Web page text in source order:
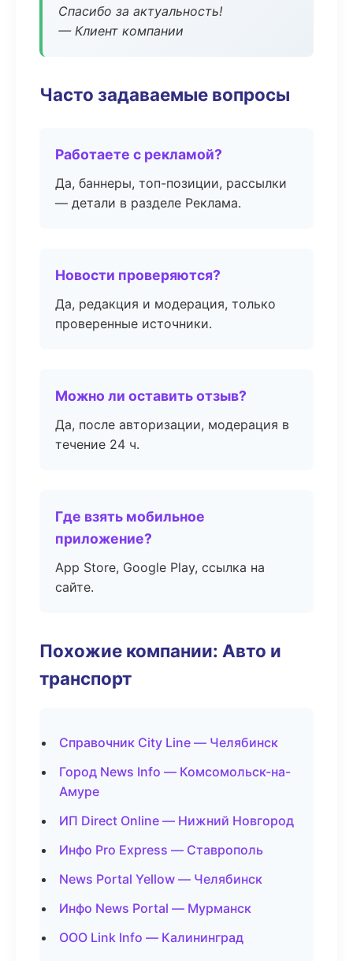
Спасибо за актуальность!
— Клиент компании
Часто задаваемые вопросы
Работаете с рекламой?
Да, баннеры, топ-позиции, рассылки
— детали в разделе Реклама.
Новости проверяются?
Да, редакция и модерация, только
проверенные источники.
Можно ли оставить отзыв?
Да, после авторизации, модерация в
течение 24 ч.
Где взять мобильное
приложение?
App Store, Google Play, ссылка на
сайте.
Похожие компании: Авто и
транспорт
Справочник City Line — Челябинск
Город News Info — Комсомольск-на-
Амуре
ИП Direct Online — Нижний Новгород
Инфо Pro Express — Ставрополь
News Portal Yellow — Челябинск
Инфо News Portal — Мурманск
ООО Link Info — Калининград